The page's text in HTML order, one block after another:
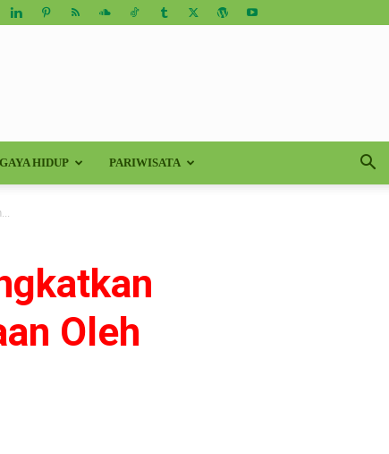
GAYA HIDUP PARIWISATA
Oleh